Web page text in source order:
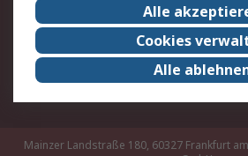
RS
Karriere bei RS
Qualität/Umwelt/Zertifikate
Event-Center
Mainzer Landstraße 180, 60327 Frankfurt
Alle
Cookies
Alle